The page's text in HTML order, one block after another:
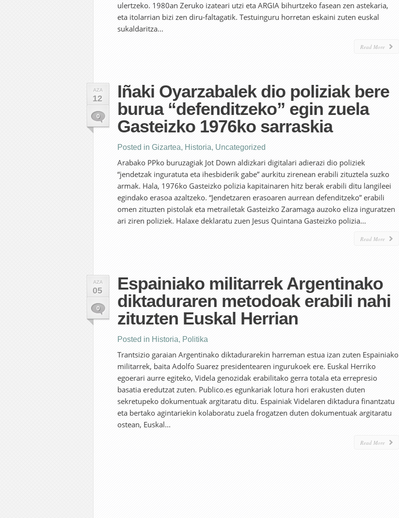
ulertzeko. 1980an Zeruko izateari utzi eta ARGIA bihurtzeko fasean zen astekaria,
eta itolarrian bizi zen diru-faltagatik. Testuinguru horretan eskaini zuten euskal
sukaldaritza...
Read More
AZA
12
0
Iñaki Oyarzabalek dio poliziak bere
burua “defenditzeko” egin zuela
Gasteizko 1976ko sarraskia
Posted in Gizartea, Historia, Uncategorized
Arabako PPko buruzagiak Jot Down aldizkari digitalari adierazi dio poliziek
“jendetzak inguratuta eta ihesbiderik gabe” aurkitu zirenean erabili zituztela suzko
armak. Hala, 1976ko Gasteizko polizia kapitainaren hitz berak erabili ditu langileei
egindako erasoa azaltzeko. “Jendetzaren erasoaren aurrean defenditzeko” erabili
omen zituzten pistolak eta metrailetak Gasteizko Zaramaga auzoko eliza inguratzen
ari ziren poliziek. Halaxe deklaratu zuen Jesus Quintana Gasteizko polizia...
Read More
AZA
05
0
Espainiako militarrek Argentinako
diktaduraren metodoak erabili nahi
zituzten Euskal Herrian
Posted in Historia, Politika
Trantsizio garaian Argentinako diktadurarekin harreman estua izan zuten Espainiako
militarrek, baita Adolfo Suarez presidentearen ingurukoek ere. Euskal Herriko
egoerari aurre egiteko, Videla genozidak erabilitako gerra totala eta errepresio
basatia eredutzat zuten. Publico.es egunkariak lotura hori erakusten duten
sekretupeko dokumentuak argitaratu ditu. Espainiak Videlaren diktadura finantzatu
eta bertako agintariekin kolaboratu zuela frogatzen duten dokumentuak argitaratu
ostean, Euskal...
Read More